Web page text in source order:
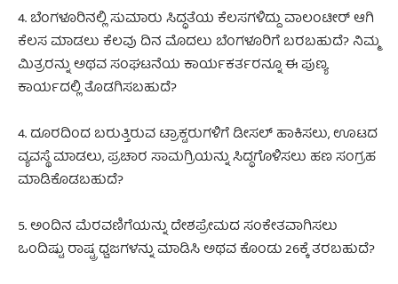
4. ಬೆಂಗಳೂರಿನಲ್ಲಿ ಸುಮಾರು ಸಿದ್ಧತೆಯ ಕೆಲಸಗಳಿದ್ದು ವಾಲಂಟೀರ್ ಆಗಿ
ಕೆಲಸ ಮಾಡಲು ಕೆಲವು ದಿನ ಮೊದಲು ಬೆಂಗಳೂರಿಗೆ ಬರಬಹುದೆ? ನಿಮ್ಮ
ಮಿತ್ರರನ್ನು ಅಥವ ಸಂಘಟನೆಯ ಕಾರ್ಯಕರ್ತರನ್ನೂ ಈ ಪುಣ್ಯ
ಕಾರ್ಯದಲ್ಲಿ ತೊಡಗಿಸಬಹುದೆ?
4. ದೂರದಿಂದ ಬರುತ್ತಿರುವ ಟ್ರಾಕ್ಟರುಗಳಿಗೆ ಡೀಸಲ್ ಹಾಕಿಸಲು, ಊಟದ
ವ್ಯವಸ್ಥೆ ಮಾಡಲು, ಪ್ರಚಾರ ಸಾಮಗ್ರಿಯನ್ನು ಸಿದ್ಧಗೊಳಿಸಲು ಹಣ ಸಂಗ್ರಹ
ಮಾಡಿಕೊಡಬಹುದೆ?
5. ಅಂದಿನ ಮೆರವಣಿಗೆಯನ್ನು ದೇಶಪ್ರೇಮದ ಸಂಕೇತವಾಗಿಸಲು
ಒಂದಿಷ್ಟು ರಾಷ್ಟ್ರ ಧ್ವಜಗಳನ್ನು ಮಾಡಿಸಿ ಅಥವ ಕೊಂಡು 26ಕ್ಕೆ ತರಬಹುದೆ?